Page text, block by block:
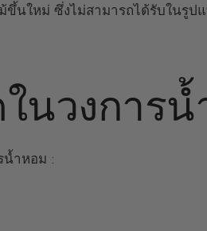
นใหม่ ซึ่งไม่สามารถได้รับในรูป
นวงการ
น้ำหอม :